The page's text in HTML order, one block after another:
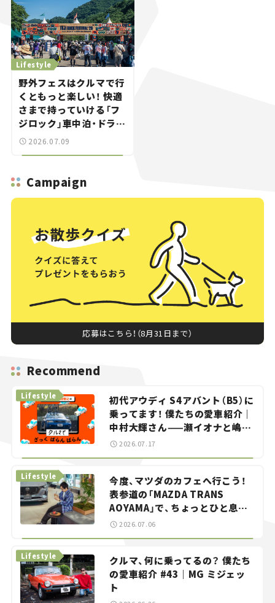
Lifestyle
野外フェスはクルマで行
くともっと楽しい！ 快適
さまで持っていける「フ
ジロック」車中泊・ドライ
ブガイド。
2026.07.09
Campaign
応募はこちら！（8月31日まで）
Recommend
初代アウディ S4アバント（B5）に
乗ってます！ 僕たちの愛車紹介｜
中村大輝さん——瀬イオナと嶋田
智之の「クルマでざっくばらんば
らん！」＃20
Lifestyle
2026.07.17
今度、マツダのカフェへ行こう！
表参道の「MAZDA TRANS
AOYAMA」で、ちょっとひと息。
——連載｜CCGとクルマでどうす
Lifestyle
2026.07.06
クルマ、何に乗ってるの？ 僕たち
の愛車紹介 #43｜MG ミジェッ
ト
Lifestyle